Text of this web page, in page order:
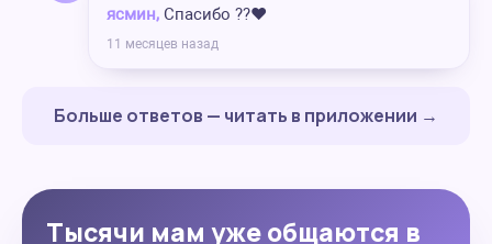
ясмин, Спасибо ??❤️
11 месяцев назад
Больше ответов — читать в приложении →
Тысячи мам уже общаются в